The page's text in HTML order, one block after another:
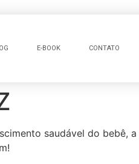
E-BOOK CONTATO
saudável do bebê,